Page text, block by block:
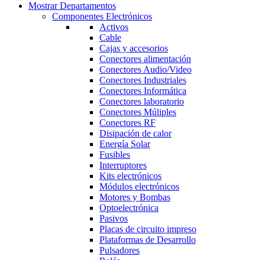
Mostrar Departamentos
Componentes Electrónicos
Activos
Cable
Cajas y accesorios
Conectores alimentación
Conectores Audio/Video
Conectores Industriales
Conectores Informática
Conectores laboratorio
Conectores Múliples
Conectores RF
Disipación de calor
Energía Solar
Fusibles
Interruptores
Kits electrónicos
Módulos electrónicos
Motores y Bombas
Optoelectrónica
Pasivos
Placas de circuito impreso
Plataformas de Desarrollo
Pulsadores